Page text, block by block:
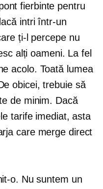
fierbinte pentru
intri într-un
ți-l percepe nu
alți oameni. La fel
acolo. Toată lumea
obicei, trebuie să
de minim. Dacă
tarife imediat, asta
care merge direct
o. Nu suntem un